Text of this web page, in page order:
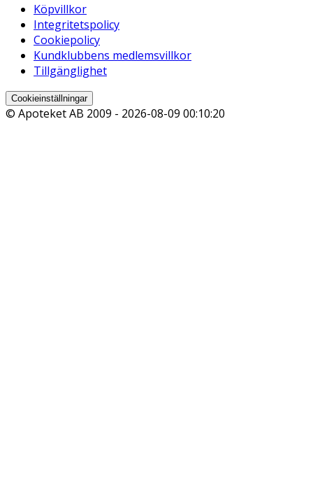
Köpvillkor
Integritetspolicy
Cookiepolicy
Kundklubbens medlemsvillkor
Tillgänglighet
Cookieinställningar
© Apoteket AB 2009 - 2026-08-09 00:10:20